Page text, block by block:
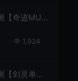
爱游网单亲测【奇迹MU修仙单机版】最新整理 修仙版 8代翅膀 可转生 魔改装备合成回收系统 GM工具 虚拟机一键端视频安装教学
1,924
爱游网单亲测【剑灵单机版】三系422三只羊超变 满内轻功 火影主体卡牌收集 属性时装 强力幻彩石 源端配套图文攻略掉落表 虚拟机端 视频教学